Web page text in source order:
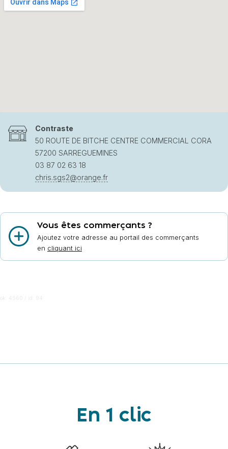
Contraste
50 ROUTE DE BITCHE CENTRE COMMERCIAL CORA
57200 SARREGUEMINES
03 87 02 63 18
chris.sgs2@orange.fr
Vous êtes commerçants ?
Ajoutez votre adresse au portail des commerçants
en cliquant ici
En 1 clic